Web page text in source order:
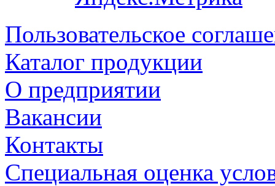
Пользовательское
Каталог продукции
О предприятии
Вакансии
Контакты
Специальная оценка